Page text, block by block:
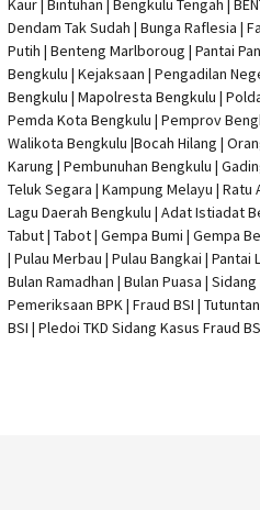
Kaur | Bintuhan | Bengkulu Tengah |
Dendam Tak Sudah | Bunga Raflesia |
Putih | Benteng Marlboroug | Pantai
Bengkulu | Kejaksaan | Pengadilan
Bengkulu | Mapolresta Bengkulu |
Pemda Kota Bengkulu | Pemprov
Walikota Bengkulu |Bocah Hilang |
Karung | Pembunuhan Bengkulu |
Teluk Segara | Kampung Melayu |
Lagu Daerah Bengkulu | Adat Istiadat
Tabut | Tabot | Gempa Bumi | Gempa
| Pulau Merbau | Pulau Bangkai |
Bulan Ramadhan | Bulan Puasa | Sidang
Pemeriksaan BPK | Fraud BSI |
BSI | Pledoi TKD Sidang Kasus Fraud